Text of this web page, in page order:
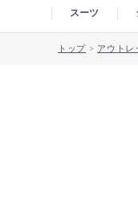
スーツ
トップ > アウトレ